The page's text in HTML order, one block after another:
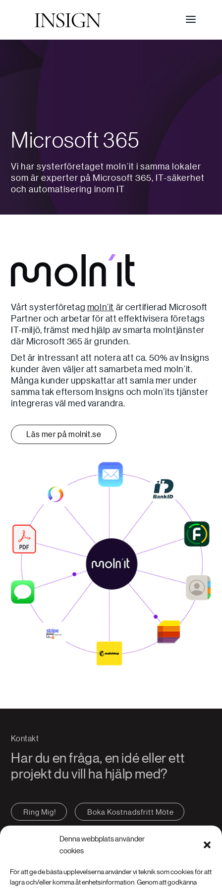
Denna webbplats använder
cookies
För att ge de bästa upplevelserna använder vi teknik som cookies för att
lagra och/eller komma åt enhetsinformation. Genom att godkänna
Microsoft 365
Vi har systerföretaget moln’it i samma lokaler
som är experter på Microsoft 365, IT-säkerhet
och automatisering inom IT
Vårt systerföretag moln’it är certifierad Microsoft
Partner och arbetar för att effektivisera företags
IT-miljö, främst med hjälp av smarta molntjänster
där Microsoft 365 är grunden.
Det är intressant att notera att ca. 50% av Insigns
kunder även väljer att samarbeta med moln’it.
Många kunder uppskattar att samla mer under
samma tak eftersom Insigns och moln’its tjänster
integreras väl med varandra.
Läs mer på molnit.se
Kontakt
Har du en fråga, en idé eller ett
projekt du vill ha hjälp med?
Ring Mig! Boka Kostnadsfritt Möte
Kontakta oss FAQ